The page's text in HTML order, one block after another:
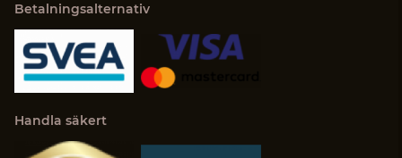
Betalningsalternativ
Handla säkert